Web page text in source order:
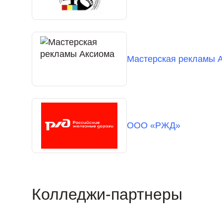
Мастерская рекламы
ООО «РЖД»
Колледжи-партнеры